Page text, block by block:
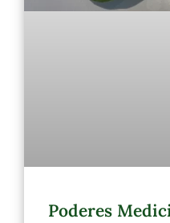
Poderes